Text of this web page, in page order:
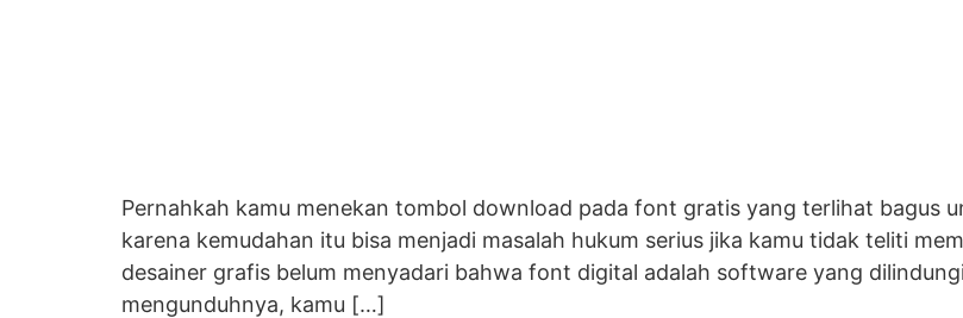
Pernahkah kamu menekan tombol download pada font gratis yang terlihat bagus
karena kemudahan itu bisa menjadi masalah hukum serius jika kamu tidak teliti
desainer grafis belum menyadari bahwa font digital adalah software yang
mengunduhnya, kamu […]